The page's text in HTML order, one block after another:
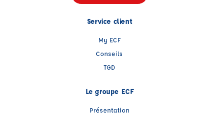
Service client
My ECF
Conseils
TGD
Le groupe ECF
Présentation